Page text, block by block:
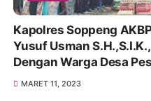
Kapolres Soppeng
Yusuf Usman
Dengan Warga Desa
MARET 11, 2023